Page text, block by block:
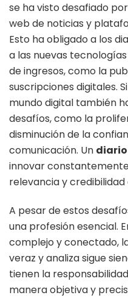
se ha visto desafiado
web de noticias y
Esto ha obligado a los
a las nuevas
de ingresos, como la
suscripciones digitales.
mundo digital también
desafíos, como la
disminución de la
comunicación. Un
innovar
relevancia y credibilidad
A pesar de estos
una profesión esencial.
complejo y conectado,
veraz y analiza sigue
tienen la
manera objetiva y